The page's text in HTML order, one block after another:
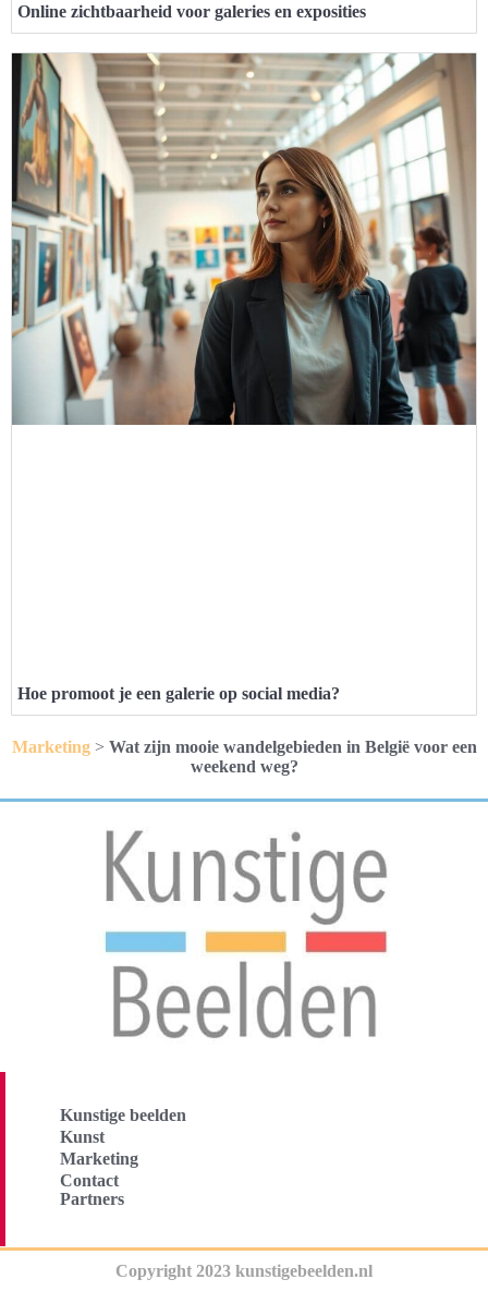
Online zichtbaarheid voor galeries en exposities
Hoe promoot je een galerie op social media?
Marketing> Wat zijn mooie wandelgebieden in België voor een
weekend weg?
Kunstige beelden
Kunst
Marketing
Contact
Partners
Copyright 2023 kunstigebeelden.nl